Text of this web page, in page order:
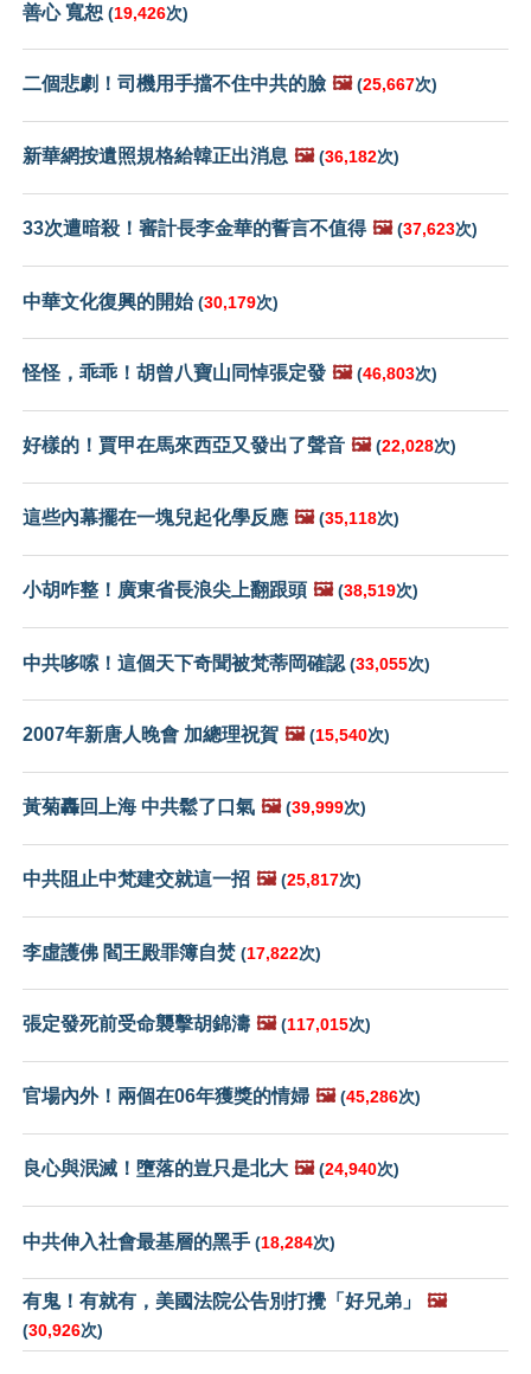
善心 寬恕 (19,426次)
二個悲劇！司機用手擋不住中共的臉 🖼️ (25,667次)
新華網按遺照規格給韓正出消息 🖼️ (36,182次)
33次遭暗殺！審計長李金華的誓言不值得 🖼️ (37,623次)
中華文化復興的開始(30,179次)
怪怪，乖乖！胡曾八寶山同悼張定發 🖼️ (46,803次)
好樣的！賈甲在馬來西亞又發出了聲音 🖼️ (22,028次)
這些內幕擺在一塊兒起化學反應 🖼️ (35,118次)
小胡咋整！廣東省長浪尖上翻跟頭 🖼️ (38,519次)
中共哆嗦！這個天下奇聞被梵蒂岡確認 (33,055次)
2007年新唐人晚會 加總理祝賀 🖼️ (15,540次)
黃菊轟回上海 中共鬆了口氣 🖼️ (39,999次)
中共阻止中梵建交就這一招 🖼️ (25,817次)
李虛護佛 閻王殿罪簿自焚 (17,822次)
張定發死前受命襲擊胡錦濤 🖼️ (117,015次)
官場內外！兩個在06年獲獎的情婦 🖼️ (45,286次)
良心與泯滅！墮落的豈只是北大 🖼️ (24,940次)
中共伸入社會最基層的黑手 (18,284次)
有鬼！有就有，美國法院公告別打攪「好兄弟」 🖼️
(30,926次)